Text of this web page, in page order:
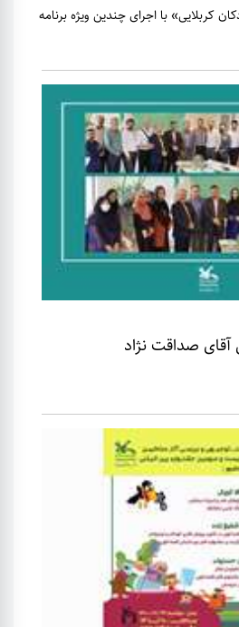
کربلایی» با اجرای چندین ویژه برنامه
صداقت نژاد